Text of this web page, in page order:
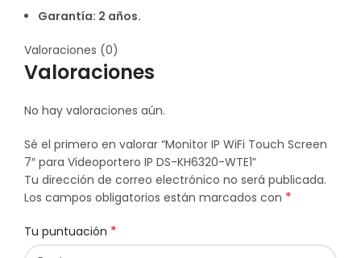
Garantía: 2 años.
Valoraciones (0)
Valoraciones
No hay valoraciones aún.
Sé el primero en valorar “Monitor IP WiFi Touch Screen
7″ para Videoportero IP DS-KH6320-WTE1”
Tu dirección de correo electrónico no será publicada.
Los campos obligatorios están marcados con *
Tu puntuación *